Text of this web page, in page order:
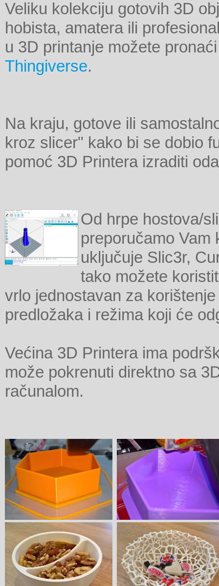
Veliku kolekciju gotovih 3D
hobista, amatera ili
u 3D printanje možete
Thingiverse.
Na kraju, gotove ili
kroz slicer" kako bi se dobio
pomoć 3D Printera izraditi
Od hrpe hostova/
preporučamo
uključuje Slic3r,
tako možete
vrlo jednostavan za
predložaka i režima koji će
Većina 3D Printera ima
može pokrenuti direktno sa
računalom.